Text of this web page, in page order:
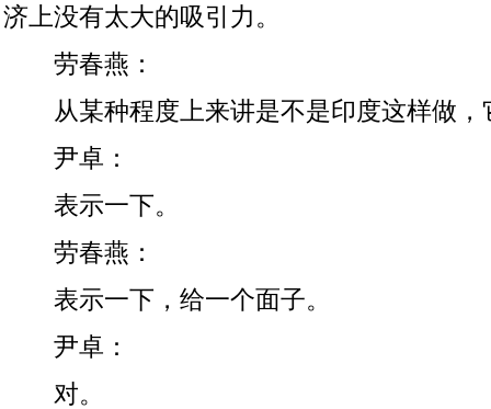
济上没有太大的吸引力。
劳春燕：
从某种程度上来讲是不是印度这样做，
尹卓：
表示一下。
劳春燕：
表示一下，给一个面子。
尹卓：
对。